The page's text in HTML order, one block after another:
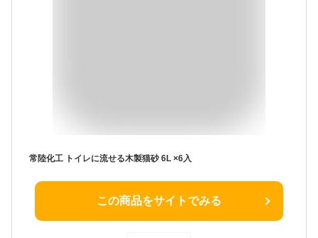
常陸化工 トイレに流せる木製猫砂 6L ×6入
この商品をサイトでみる